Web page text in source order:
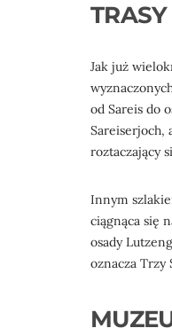
Jak już
od Sareis do
Sareiserjoch,
roztaczający
Innym
ciągnąca się
osady
oznacza Trzy